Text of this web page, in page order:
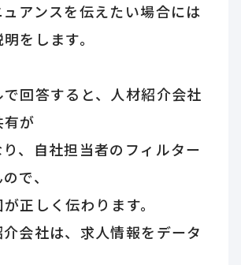
アンスを伝えたい場合には
をします。
で回答すると、人材紹介会社
有が
、自社担当者のフィルター
で、
正しく伝わります。
会社は、求人情報をデータ